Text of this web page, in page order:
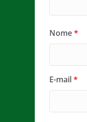
Nome*
E-mail*